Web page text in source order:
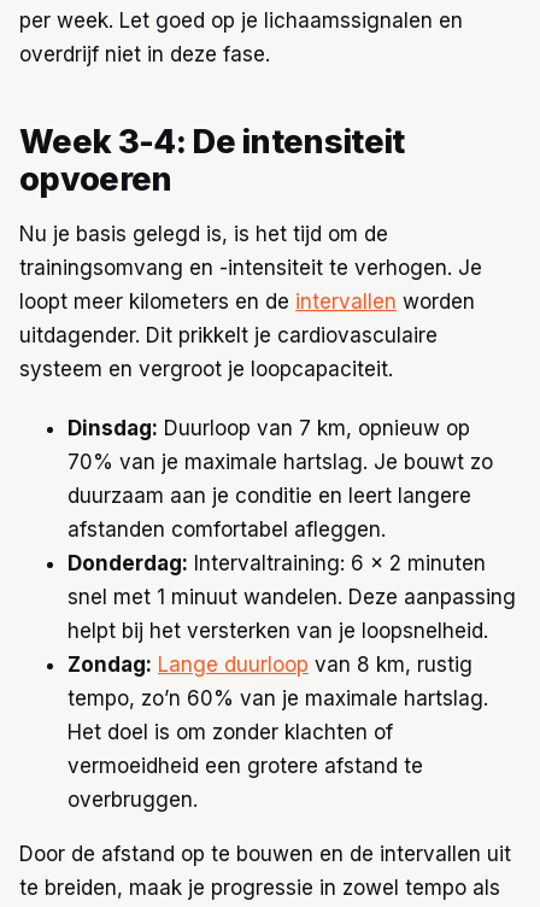
per week. Let goed op je lichaamssignalen en
overdrijf niet in deze fase.
Week 3-4: De intensiteit
opvoeren
Nu je basis gelegd is, is het tijd om de
trainingsomvang en -intensiteit te verhogen. Je
loopt meer kilometers en de intervallen worden
uitdagender. Dit prikkelt je cardiovasculaire
systeem en vergroot je loopcapaciteit.
Dinsdag: Duurloop van 7 km, opnieuw op
70% van je maximale hartslag. Je bouwt zo
duurzaam aan je conditie en leert langere
afstanden comfortabel afleggen.
Donderdag: Intervaltraining: 6 x 2 minuten
snel met 1 minuut wandelen. Deze aanpassing
helpt bij het versterken van je loopsnelheid.
Zondag: Lange duurloop van 8 km, rustig
tempo, zo’n 60% van je maximale hartslag.
Het doel is om zonder klachten of
vermoeidheid een grotere afstand te
overbruggen.
Door de afstand op te bouwen en de intervallen uit
te breiden, maak je progressie in zowel tempo als